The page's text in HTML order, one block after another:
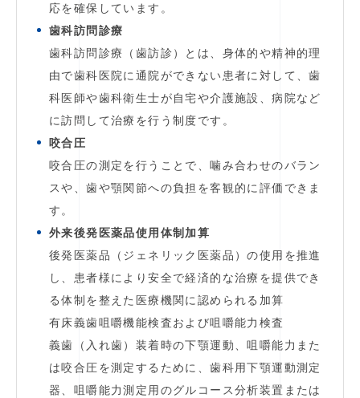
応を確保しています。
歯科訪問診療
歯科訪問診療（歯訪診）とは、身体的や精神的理
由で歯科医院に通院ができない患者に対して、歯
科医師や歯科衛生士が自宅や介護施設、病院など
に訪問して治療を行う制度です。
咬合圧
咬合圧の測定を行うことで、噛み合わせのバラン
スや、歯や顎関節への負担を客観的に評価できま
す。
外来後発医薬品使用体制加算
後発医薬品（ジェネリック医薬品）の使用を推進
し、患者様により安全で経済的な治療を提供でき
る体制を整えた医療機関に認められる加算
有床義歯咀嚼機能検査および咀嚼能力検査
義歯（入れ歯）装着時の下顎運動、咀嚼能力また
は咬合圧を測定するために、歯科用下顎運動測定
器、咀嚼能力測定用のグルコース分析装置または